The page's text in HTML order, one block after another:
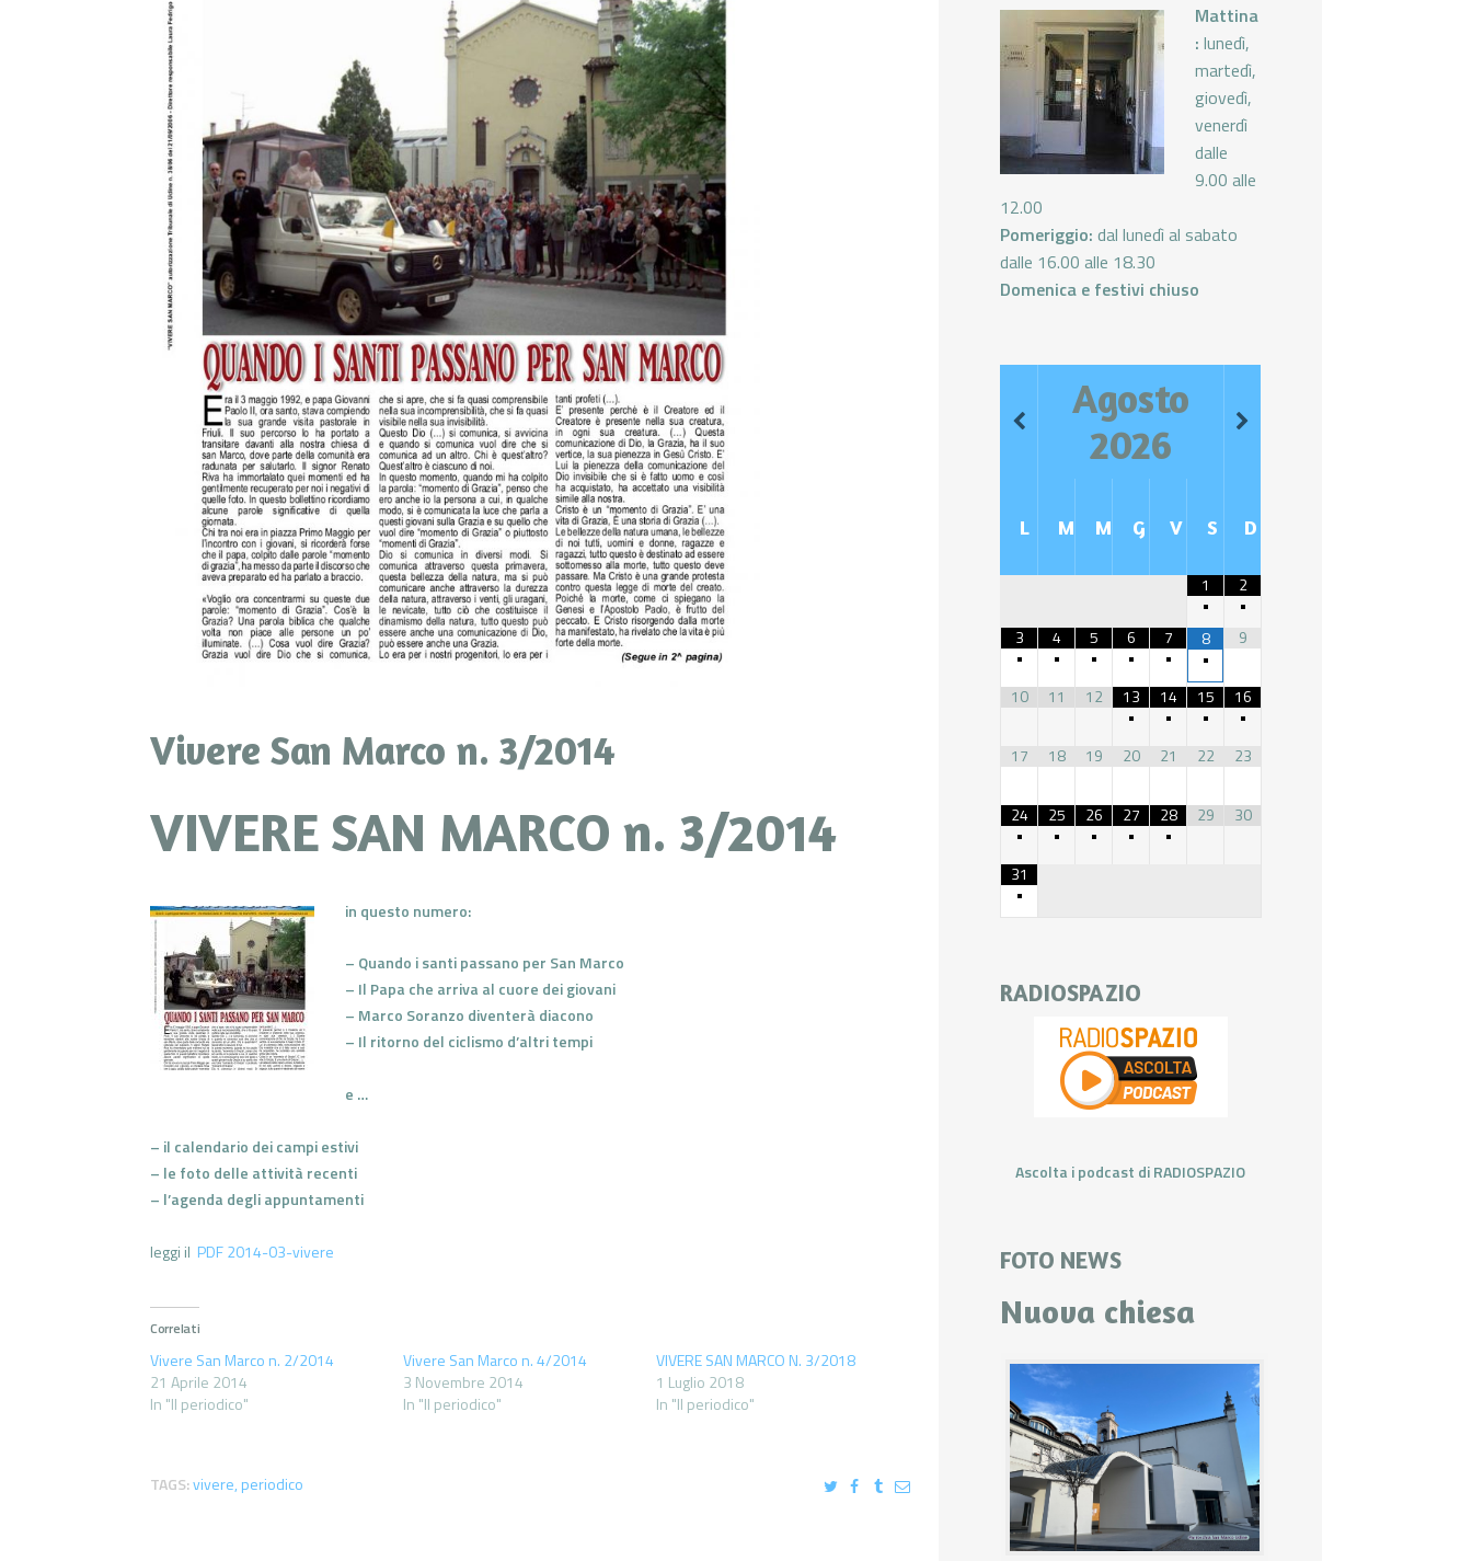
Vivere San Marco n. 3/2014
VIVERE SAN MARCO n. 3/2014
in questo numero:
– Quando i santi passano per San Marco
– Il Papa che arriva al cuore dei giovani
– Marco Soranzo diventerà diacono
– Il ritorno del ciclismo d’altri tempi
e …
– il calendario dei campi estivi
– le foto delle attività recenti
– l’agenda degli appuntamenti
leggi il PDF 2014-03-vivere
Correlati
Vivere San Marco n. 2/2014
21 Aprile 2014
In "Il periodico"
Vivere San Marco n. 4/2014
3 Novembre 2014
In "Il periodico"
VIVERE SAN MARCO N. 3/2018
1 Luglio 2018
In "Il periodico"
TAGS:vivere, periodico
Mattina
: lunedì,
martedì,
giovedì,
venerdì
dalle
9.00 alle
12.00
Pomeriggio: dal lunedì al sabato
dalle 16.00 alle 18.30
Domenica e festivi chiuso
Agosto
2026
L M M G V S D
1
•
2
•
3
•
4
•
5
•
6
•
7
•
8
•
9
10 11 12
13
•
14
•
15
•
16
•
17
18 19 20 21 22 23
24
•
25
•
26
•
27
•
28
•
29 30
31
•
RADIOSPAZIO
Ascolta i podcast di RADIOSPAZIO
FOTO NEWS
Nuova chiesa